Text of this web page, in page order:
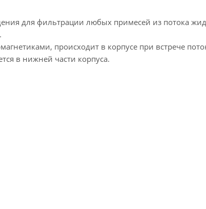
для фильтрации любых примесей из потока
происходит в корпусе при встрече
в нижней части корпуса.